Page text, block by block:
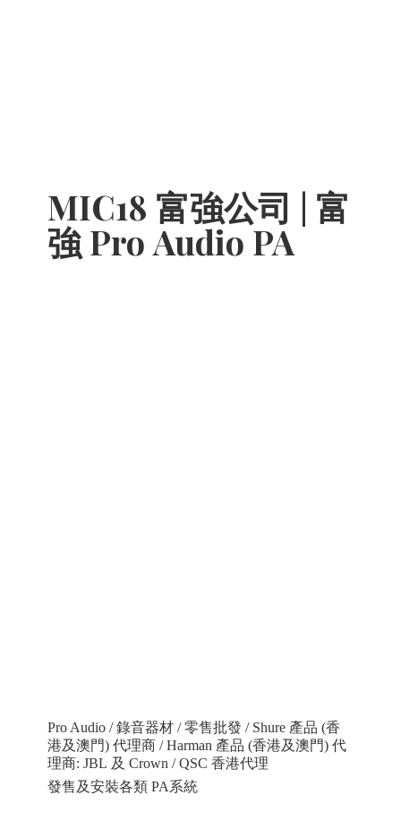
MIC18 富強公司 | 富
強 Pro Audio PA
Pro Audio / 錄音器材 / 零售批發 / Shure 產品 (香
港及澳門) 代理商 / Harman 產品 (香港及澳門) 代
理商: JBL 及 Crown / QSC 香港代理
發售及安裝各類 PA系統